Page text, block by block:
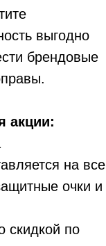
выгодно
брендовые
акции:
на все
очки и
скидкой по